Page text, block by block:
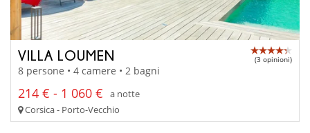
VILLA LOUMEN (3 opinioni)
8 persone • 4 camere • 2 bagni
214 € - 1 060 €
a notte
Corsica - Porto-Vecchio